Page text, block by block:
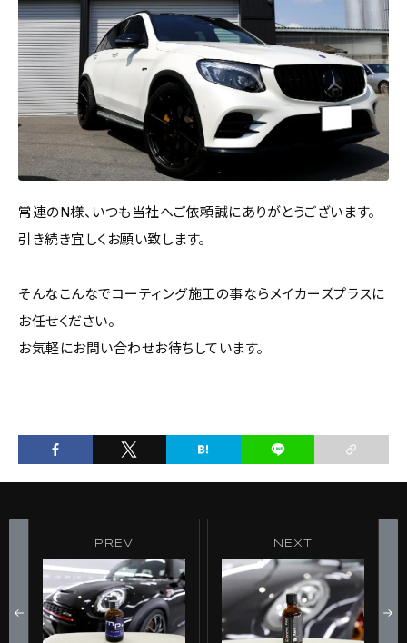
常連のN様、いつも当社へご依頼誠にありがとうございます。
引き続き宜しくお願い致します。
そんなこんなでコーティング施工の事ならメイカーズプラスに
お任せください。
お気軽にお問い合わせお待ちしています。
PREV NEXT